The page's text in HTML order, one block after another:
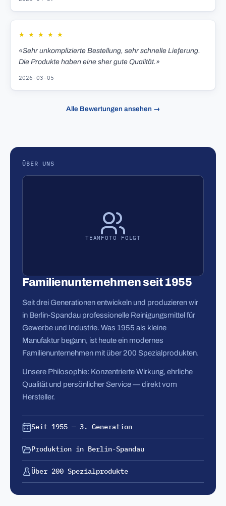
★ ★ ★ ★ ★
«Sehr unkomplizierte Bestellung, sehr schnelle Lieferung.
Die Produkte haben eine sher gute Qualität.»
2026-03-05
Alle Bewertungen ansehen →
ÜBER UNS
TEAMFOTO FOLGT
Familienunternehmen seit 1955
Seit drei Generationen entwickeln und produzieren wir
in Berlin-Spandau professionelle Reinigungsmittel für
Gewerbe und Industrie. Was 1955 als kleine
Manufaktur begann, ist heute ein modernes
Familienunternehmen mit über 200 Spezialprodukten.
Unsere Philosophie: Konzentrierte Wirkung, ehrliche
Qualität und persönlicher Service — direkt vom
Hersteller.
Seit 1955 — 3. Generation
Produktion in Berlin-Spandau
Über 200 Spezialprodukte